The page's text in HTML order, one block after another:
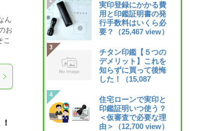
ん
お
こ
実印登録にかかる費
用と印鑑証明書の発
行手数料はいくら必
要？
（25,467 view）
チタン印鑑【５つの
デメリット】これを
知らずに買って後悔
した！
（15,087
住宅ローンで実印と
印鑑証明いつ使う？
＜仮審査で必要な理
由＞
（12,700 view）